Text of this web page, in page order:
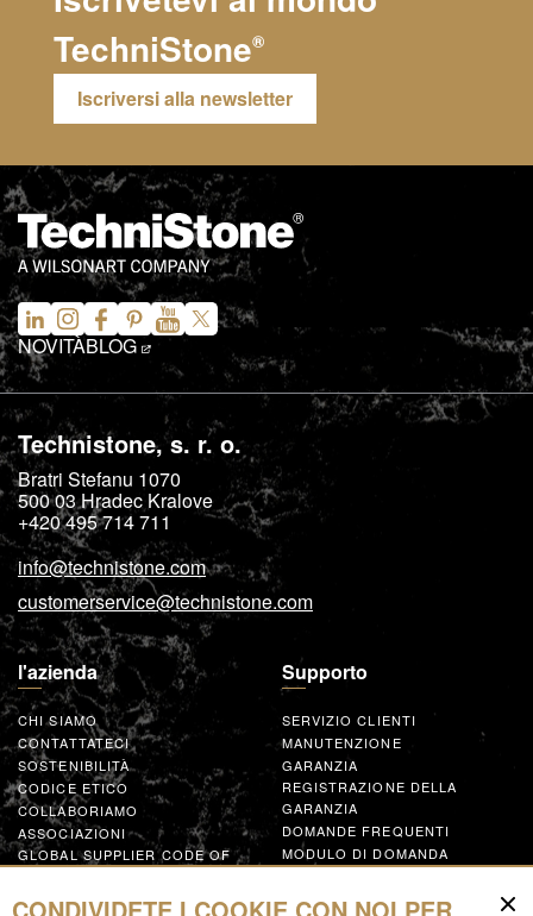
TechniStone®
Iscriversi alla newsletter
NOVITÀBLOG
Technistone, s. r. o.
Bratri Stefanu 1070
500 03Hradec Kralove
+420 495 714 711
info@technistone.com
customerservice@technistone.com
l'azienda
CHI SIAMO
CONTATTATECI
SOSTENIBILITÀ
CODICE ETICO
COLLABORIAMO
ASSOCIAZIONI
GLOBAL SUPPLIER CODE OF
COLLABORA
Supporto
SERVIZIO CLIENTI
MANUTENZIONE
GARANZIA
REGISTRAZIONE DELLA
GARANZIA
DOMANDE FREQUENTI
MODULO DI DOMANDA